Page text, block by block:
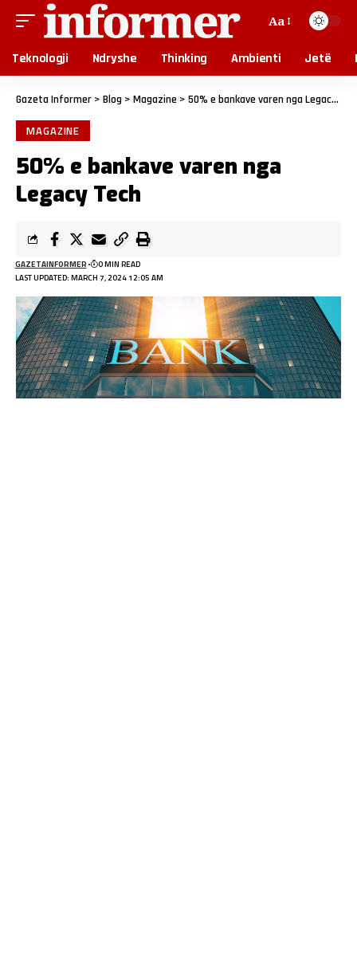
Aa
Teknologji Ndryshe Thinking Ambienti Jetë
Gazeta Informer > Blog > Magazine > 50% e bankave varen nga Legacy Tech
MAGAZINE
50% e bankave varen nga
Legacy Tech
LAST UPDATED: MARCH 7, 2024 12:05 AM
GAZETAINFORMER 0 MIN READ